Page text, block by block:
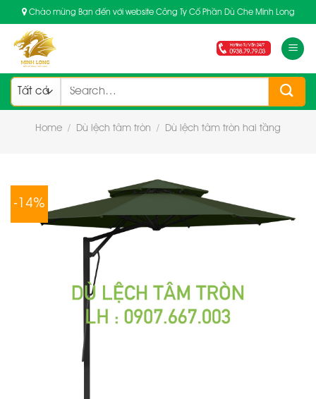
to
content
Chào mừng Bạn đến với website Công Ty Cổ Phần Dù Che Minh Long
Search
Home / Dù lệch tâm tròn / Dù lệch tâm tròn hai tầng
-14%